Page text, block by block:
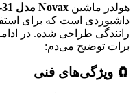
هولدر ماشین Novax مدل N-31
داشبوردی است که برای
رانندگی طراحی شده. در
برات توضیح می‌دم:
🧲 ویژگی‌های فنی